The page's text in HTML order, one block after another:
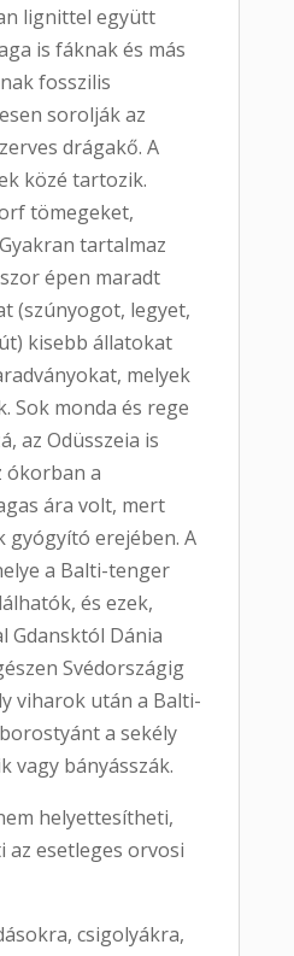
lignittel együtt
is fáknak és más
fosszilis
sorolják az
drágakő. A
közé tartozik.
tömegeket,
tartalmaz
épen maradt
(szúnyogot, legyet,
kisebb állatokat
melyek
Sok monda és rege
az Odüsszeia is
ókorban a
ára volt, mert
gyógyító erejében. A
a Balti-tenger
és ezek,
Gdansktól Dánia
Svédországig
viharok után a Balti-
a sekély
vagy bányásszák.
helyettesítheti,
az esetleges orvosi
csigolyákra,